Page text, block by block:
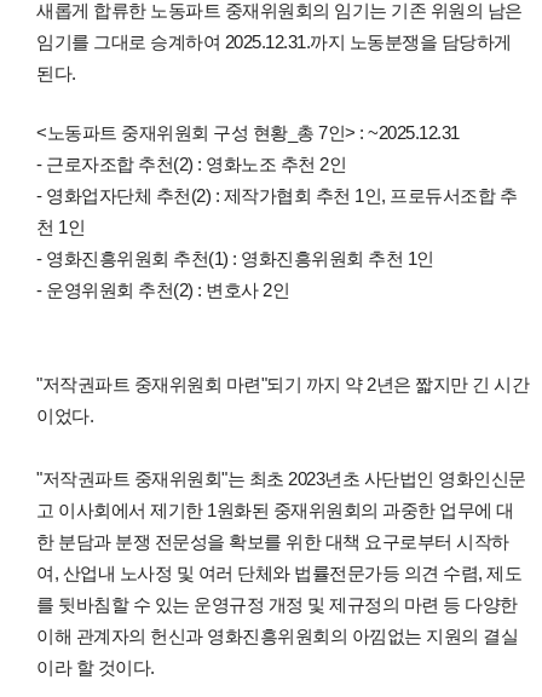
새롭게 합류한 노동파트 중재위원회의 임기는 기존 위원의 남은
임기를 그대로 승계하여 2025.12.31.까지 노동분쟁을 담당하게
된다.
<노동파트 중재위원회 구성 현황_총 7인> : ~2025.12.31
- 근로자조합 추천(2) : 영화노조 추천 2인
- 영화업자단체 추천(2) : 제작가협회 추천 1인, 프로듀서조합 추
천 1인
- 영화진흥위원회 추천(1) : 영화진흥위원회 추천 1인
- 운영위원회 추천(2) : 변호사 2인
"저작권파트 중재위원회 마련"되기 까지 약 2년은 짧지만 긴 시간
이었다.
"저작권파트 중재위원회"는 최초 2023년초 사단법인 영화인신문
고 이사회에서 제기한 1원화된 중재위원회의 과중한 업무에 대
한 분담과 분쟁 전문성을 확보를 위한 대책 요구로부터 시작하
여, 산업내 노사정 및 여러 단체와 법률전문가등 의견 수렴, 제도
를 뒷바침할 수 있는 운영규정 개정 및 제규정의 마련 등 다양한
이해 관계자의 헌신과 영화진흥위원회의 아낌없는 지원의 결실
이라 할 것이다.